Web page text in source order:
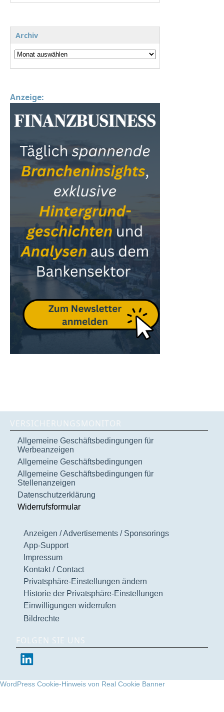
Archiv
Anzeige:
VERSICHERUNGSMONITOR
Allgemeine Geschäftsbedingungen für
Werbeanzeigen
Allgemeine Geschäftsbedingungen
Allgemeine Geschäftsbedingungen für
Stellenanzeigen
Datenschutzerklärung
Widerrufsformular
Anzeigen / Advertisements / Sponsorings
App-Support
Impressum
Kontakt / Contact
Privatsphäre-Einstellungen ändern
Historie der Privatsphäre-Einstellungen
Einwilligungen widerrufen
Bildrechte
FOLGEN SIE UNS
WordPress Cookie-Hinweis von Real Cookie Banner